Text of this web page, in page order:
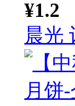
¥1.2
晨光